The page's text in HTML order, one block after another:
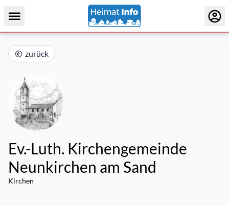
zurück
Ev.-Luth. Kirchengemeinde
Neunkirchen am Sand
Kirchen